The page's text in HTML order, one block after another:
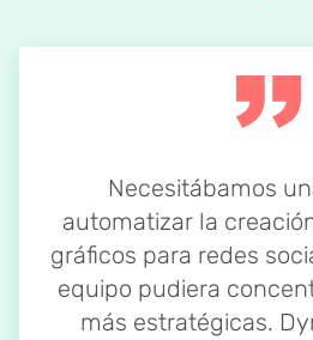
Necesitábamos
automatizar la
gráficos para redes
equipo pudiera
más estratégicas.